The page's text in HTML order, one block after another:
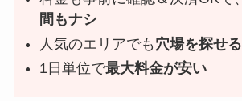
間もナシ
人気のエリアでも 穴場を探せる
1日単位で最大料金が安い